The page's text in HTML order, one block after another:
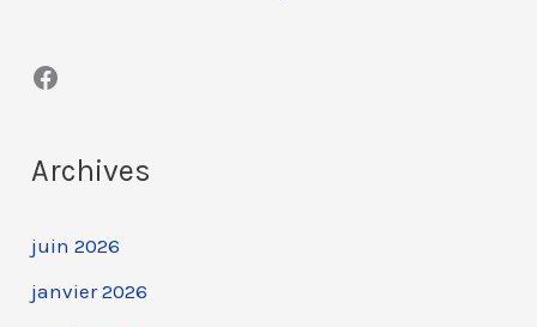
Facebook
Archives
juin 2026
janvier 2026